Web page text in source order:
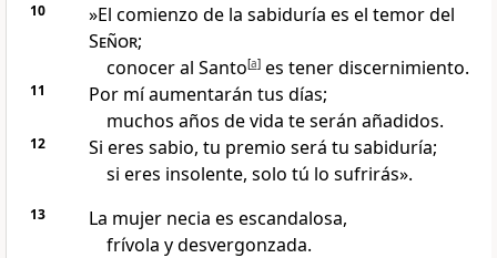
10
»El comienzo de la sabiduría es el temor del
Señor;
conocer al Santo[a]es tener discernimiento.
11
Por mí aumentarán tus días;
muchos años de vida te serán añadidos.
12
Si eres sabio, tu premio será tu sabiduría;
si eres insolente, solo tú lo sufrirás».
13
La mujer necia es escandalosa,
frívola y desvergonzada.